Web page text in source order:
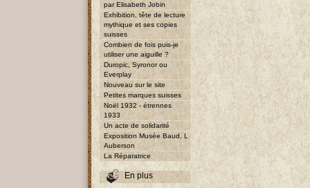
par Elisabeth Jobin
Exhibition, tête de lecture
mythique et ses copies
suisses
Combien de fois puis-je
utiliser une aiguille ?
Duropic, Syronor ou
Everplay
Nouveau sur le site
Petites marques suisses
Noël 1932 - étrennes
1933
Un acte de solidarité
Exposition Musée Baud, L
Auberson
La Réparatrice
En plus